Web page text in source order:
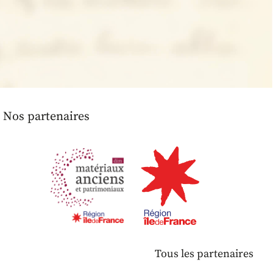
Nos partenaires
Tous les partenaires